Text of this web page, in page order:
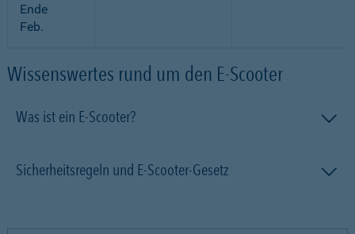
Ende
Feb.
Wissenswertes rund um den E-Scooter
Was ist ein E-Scooter?
Sicherheitsregeln und E-Scooter-Gesetz